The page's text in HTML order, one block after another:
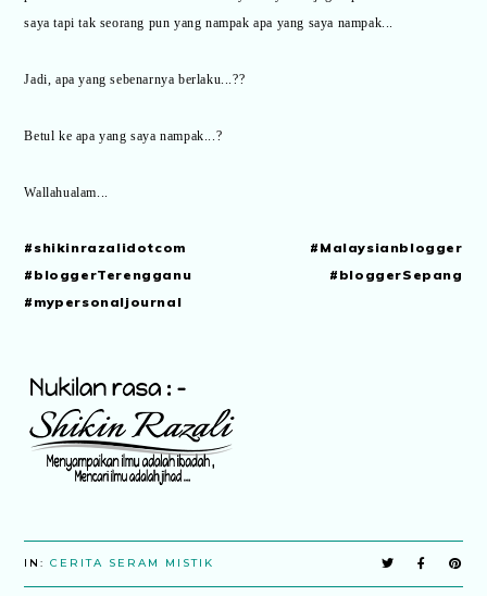
saya tapi tak seorang pun yang nampak apa yang saya nampak...
Jadi, apa yang sebenarnya berlaku...??
Betul ke apa yang saya nampak...?
Wallahualam...
#shikinrazalidotcom #Malaysianblogger
#bloggerTerengganu #bloggerSepang
#mypersonaljournal
IN:CERITA SERAM MISTIK